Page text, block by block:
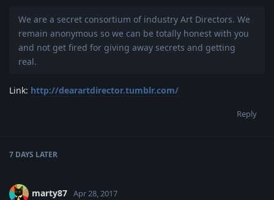
We are a secret consortium of industry Art Directors. We
remain anonymous so we can be totally honest with you
and not get fired for giving away secrets and getting
real.
Link: http://dearartdirector.tumblr.com/
Reply
7 DAYS LATER
marty87 Apr 28, 2017